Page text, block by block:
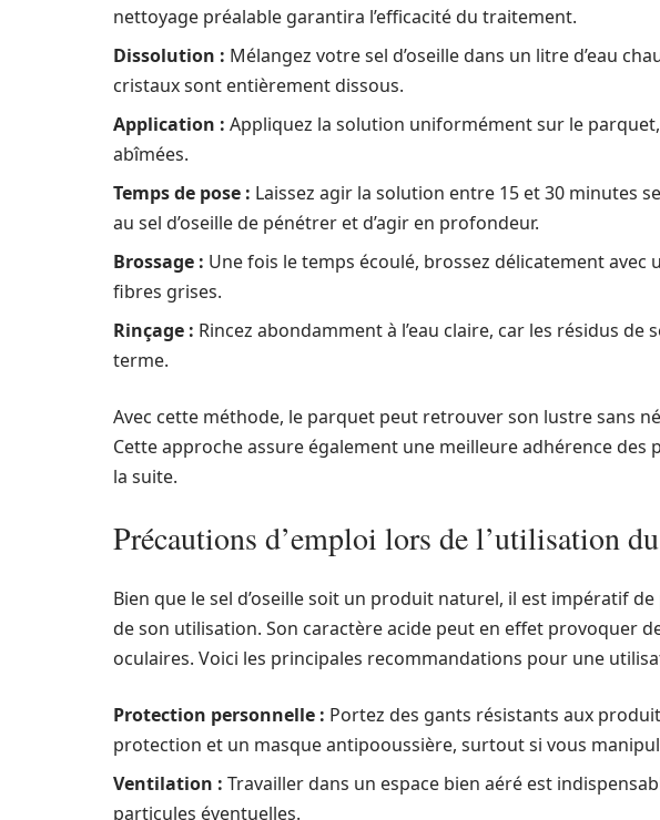
nettoyage préalable garantira l’efficacité du traitement.
Dissolution : Mélangez votre sel d’oseille dans un litre d’eau
cristaux sont entièrement dissous.
Application : Appliquez la solution uniformément sur le
abîmées.
Temps de pose : Laissez agir la solution entre 15 et 30 minutes
au sel d’oseille de pénétrer et d’agir en profondeur.
Brossage : Une fois le temps écoulé, brossez délicatement avec
fibres grises.
Rinçage : Rincez abondamment à l’eau claire, car les résidus
terme.
Avec cette méthode, le parquet peut retrouver son lustre sans
Cette approche assure également une meilleure adhérence
la suite.
Précautions d’emploi lors de l’utilisation
Bien que le sel d’oseille soit un produit naturel, il est impératif
de son utilisation. Son caractère acide peut en effet provoquer
oculaires. Voici les principales recommandations pour une
Protection personnelle : Portez des gants résistants aux
protection et un masque antipooussière, surtout si vous
Ventilation : Travailler dans un espace bien aéré est
particules éventuelles.